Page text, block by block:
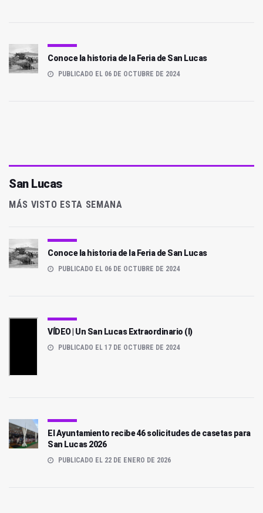
Conoce la historia de la Feria de San Lucas
PUBLICADO EL 06 DE OCTUBRE DE 2024
San Lucas
MÁS VISTO ESTA SEMANA
Conoce la historia de la Feria de San Lucas
PUBLICADO EL 06 DE OCTUBRE DE 2024
VÍDEO | Un San Lucas Extraordinario (I)
PUBLICADO EL 17 DE OCTUBRE DE 2024
El Ayuntamiento recibe 46 solicitudes de casetas para
San Lucas 2026
PUBLICADO EL 22 DE ENERO DE 2026